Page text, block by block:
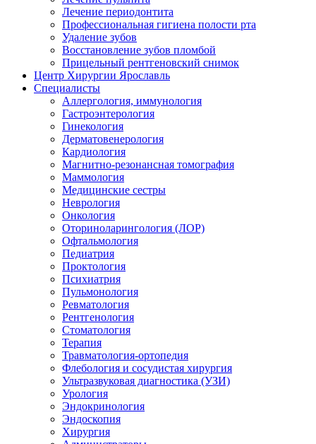
Лечение периодонтита
Профессиональная гигиена полости рта
Удаление зубов
Восстановление зубов пломбой
Прицельный рентгеновский снимок
Центр Хирургии Ярославль
Специалисты
Аллергология, иммунология
Гастроэнтерология
Гинекология
Дерматовенерология
Кардиология
Магнитно-резонансная томография
Маммология
Медицинские сестры
Неврология
Онкология
Оториноларингология (ЛОР)
Офтальмология
Педиатрия
Проктология
Психиатрия
Пульмонология
Ревматология
Рентгенология
Стоматология
Терапия
Травматология-ортопедия
Флебология и сосудистая хирургия
Ультразвуковая диагностика (УЗИ)
Урология
Эндокринология
Эндоскопия
Хирургия